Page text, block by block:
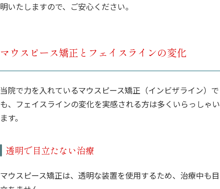
明いたしますので、ご安心ください。
マウスピース矯正とフェイスラインの変化
当院で力を入れているマウスピース矯正（インビザライン）で
も、フェイスラインの変化を実感される方は多くいらっしゃい
ます。
透明で目立たない治療
マウスピース矯正は、透明な装置を使用するため、治療中も目